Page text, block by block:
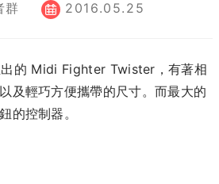
群 2016.05.25
的 Midi Fighter Twister，有著相
及輕巧方便攜帶的尺寸。而最大的
的控制器。